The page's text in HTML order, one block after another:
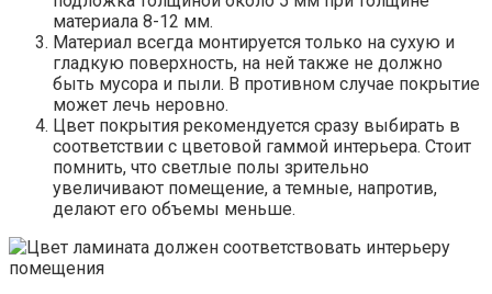
материала 8-12 мм.
Материал всегда монтируется только на сухую и
гладкую поверхность, на ней также не должно
быть мусора и пыли. В противном случае покрытие
может лечь неровно.
Цвет покрытия рекомендуется сразу выбирать в
соответствии с цветовой гаммой интерьера. Стоит
помнить, что светлые полы зрительно
увеличивают помещение, а темные, напротив,
делают его объемы меньше.